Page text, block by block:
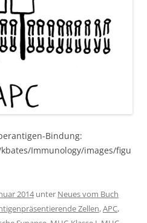
Bindung:
Immunology/images/figu
2014unter Neues vom Buch
Zellen,APC,